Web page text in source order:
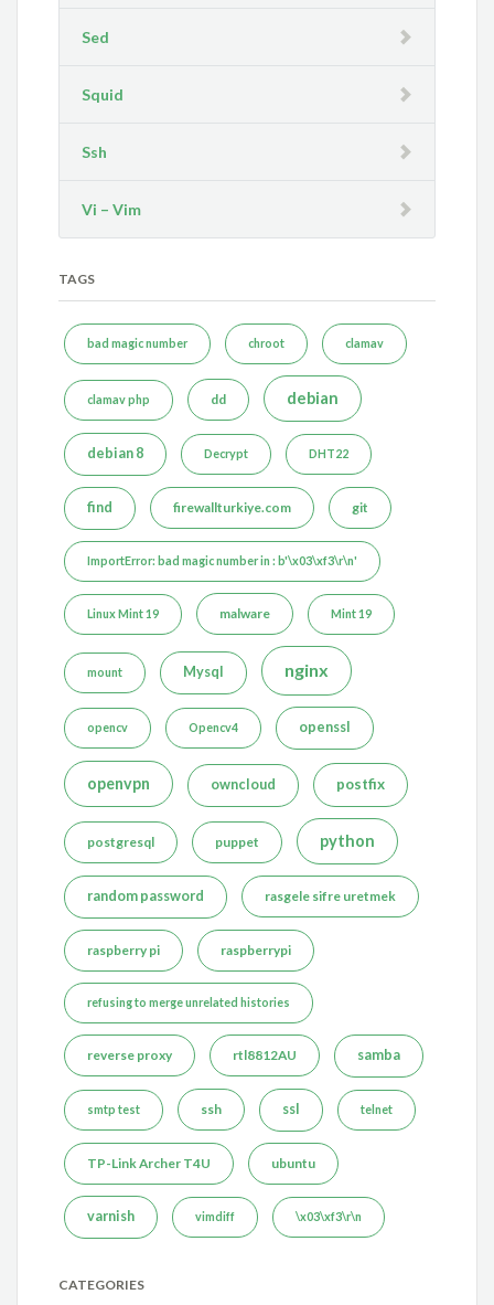
Sed
Squid
Ssh
Vi – Vim
TAGS
bad magic number chroot clamav
clamav php dd debian
debian 8 Decrypt DHT22
find firewallturkiye.com git
ImportError: bad magic number in : b'\x03\xf3\r\n'
Linux Mint 19 malware Mint 19
mount Mysql nginx
opencv Opencv4 openssl
openvpn owncloud postfix
postgresql puppet python
random password rasgele sifre uretmek
raspberry pi raspberrypi
refusing to merge unrelated histories
reverse proxy rtl8812AU samba
smtp test ssh ssl telnet
TP-Link Archer T4U ubuntu
varnish vimdiff \x03\xf3\r\n
CATEGORIES